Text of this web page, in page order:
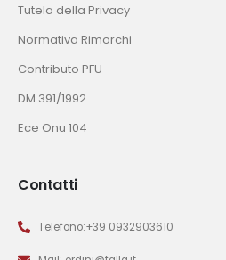
Tutela della Privacy
Normativa Rimorchi
Contributo PFU
DM 391/1992
Ece Onu 104
Contatti
Telefono:+39 0932903610